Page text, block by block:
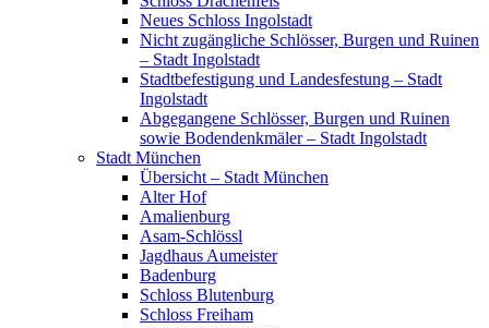
Neues Schloss Ingolstadt
Nicht zugängliche Schlösser, Burgen und Ruinen
– Stadt Ingolstadt
Stadtbefestigung und Landesfestung – Stadt
Ingolstadt
Abgegangene Schlösser, Burgen und Ruinen
sowie Bodendenkmäler – Stadt Ingolstadt
Stadt München
Übersicht – Stadt München
Alter Hof
Amalienburg
Asam-Schlössl
Jagdhaus Aumeister
Badenburg
Schloss Blutenburg
Schloss Freiham